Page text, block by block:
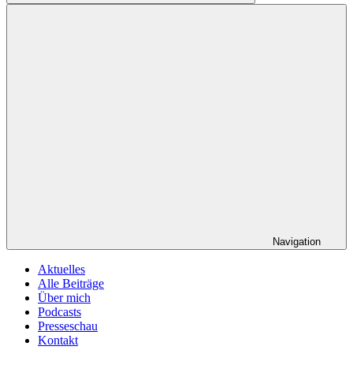
Suchen
Navigation
Aktuelles
Alle Beiträge
Über mich
Podcasts
Presseschau
Kontakt